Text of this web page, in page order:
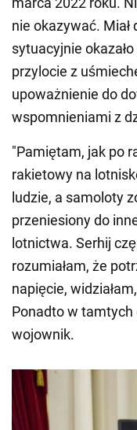
nie okazywać.
sytuacyjnie
przylocie z
upoważnienie do
wspomnieniami z
"Pamiętam, jak po
rakietowy na
ludzie, a samoloty
przeniesiony do
lotnictwa. Serhij
rozumiałam, że
napięcie,
Ponadto w tamtych
wojownik.